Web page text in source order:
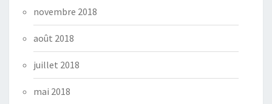
novembre 2018
août 2018
juillet 2018
mai 2018